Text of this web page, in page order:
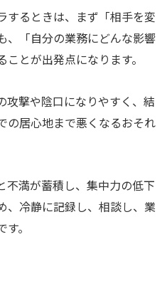
するときは、まず「相手を変
、「自分の業務にどんな影響
とが出発点になります。
攻撃や陰口になりやすく、結
の居心地まで悪くなるおそれ
不満が蓄積し、集中力の低下
、冷静に記録し、相談し、業
。